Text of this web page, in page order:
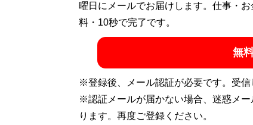
る記事を執筆中。得意領域は外食、ホ
記事一覧へ
曜日にメールでお届けします。仕事・
料・10秒で完了です。
無
※登録後、メール認証が必要です。受信
※認証メールが届かない場合、迷惑メ
ります。再度ご登録ください。